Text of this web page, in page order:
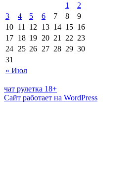
« Июл
1
2
3
4 5 6 7 8
9
10 11 12 13 14 15 16
17 18 19 20 21 22 23
24 25 26 27 28 29 30
31
чат рулетка 18+
Сайт работает на WordPress